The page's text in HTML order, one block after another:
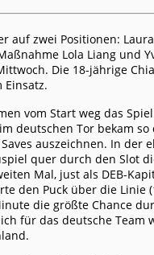
auf zwei Positionen:
Lola Liang und
Die 18-jährige
Einsatz.
vom Start weg das
deutschen Tor bekam
auszeichnen. In der
quer durch den Slot
Mal, just als DEB-
den Puck über die Linie
die größte Chance
für das deutsche Team